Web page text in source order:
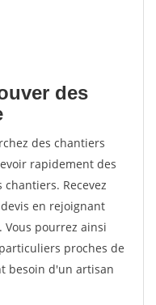
des
des chantiers
rapidement des
Recevez
en rejoignant
Vous pourrez ainsi
proches de
besoin d'un artisan